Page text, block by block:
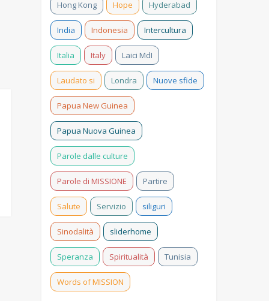
Hong Kong Hope Hyderabad
India Indonesia Intercultura
Italia Italy Laici MdI
Laudato si Londra Nuove sfide
Papua New Guinea
Papua Nuova Guinea
Parole dalle culture
Parole di MISSIONE Partire
Salute Servizio siliguri
Sinodalità sliderhome
Speranza Spiritualità Tunisia
Words of MISSION